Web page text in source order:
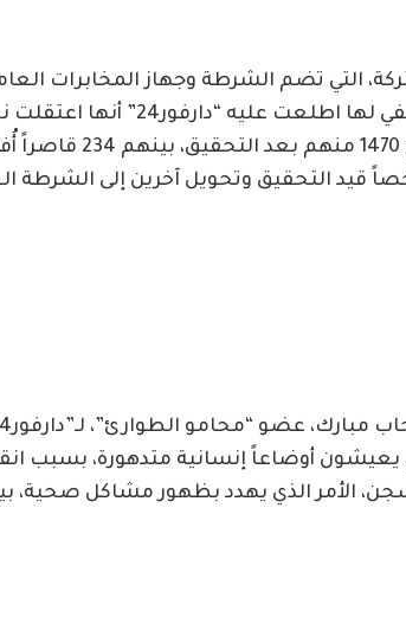
التي تضم الشرطة وجهاز المخابرات
الشهر الجاري، أطلقت
فيما لا يزال 16 شخصاً قيد التحقيق وتحويل آخرين إلى
أوضاعاً إنسانية متدهورة، بسبب
الأمر الذي يهدد بظهور مشاكل صحية،